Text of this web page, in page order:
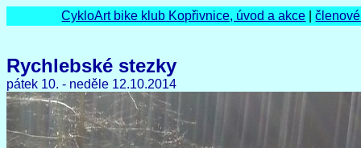
CykloArt bike klub Kopřivnice, úvod a akce |
Rychlebské stezky
pátek 10. - neděle 12.10.2014